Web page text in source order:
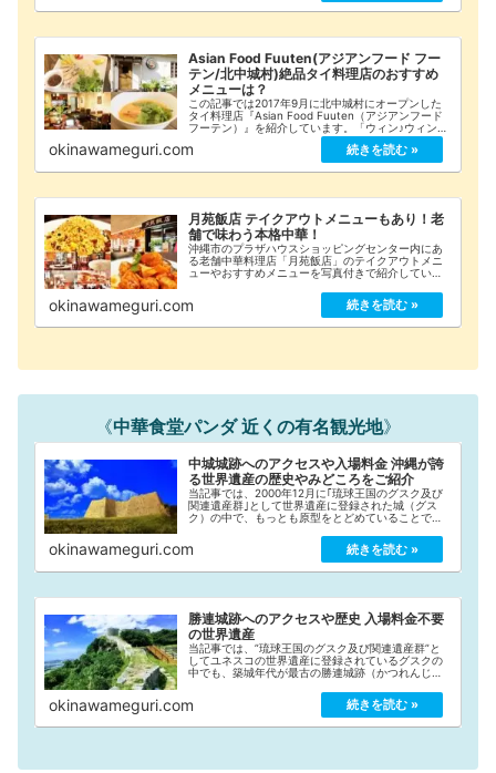
Asian Food Fuuten(アジアンフード フー
テン/北中城村)絶品タイ料理店のおすすめ
メニューは？
この記事では2017年9月に北中城村にオープンした
タイ料理店『Asian Food Fuuten（アジアンフード
フーテン）』を紹介しています。「ウィン♪ウィン♪
で紹介されたおすすめメニュー」や「店内の雰囲
気」「詳細な店舗情報」をまとめてみましたのでご
okinawameguri.com
月苑飯店 テイクアウトメニューもあり！老
舗で味わう本格中華！
沖縄市のプラザハウスショッピングセンター内にあ
る老舗中華料理店「月苑飯店」のテイクアウトメニ
ューやおすすめメニューを写真付きで紹介していま
okinawameguri.com
《中華食堂パンダ 近くの有名観光地》
中城城跡へのアクセスや入場料金 沖縄が誇
る世界遺産の歴史やみどころをご紹介
当記事では、2000年12月に｢琉球王国のグスク及び
関連遺産群｣として世界遺産に登録された城（グス
ク）の中で、もっとも原型をとどめていることでも
アクセスや入場料金、観覧時間などをご紹介してい
ます。
okinawameguri.com
勝連城跡へのアクセスや歴史 入場料金不要
の世界遺産
当記事では、”琉球王国のグスク及び関連遺産群”と
してユネスコの世界遺産に登録されているグスクの
中でも、築城年代が最古の勝連城跡（かつれんじょ
okinawameguri.com